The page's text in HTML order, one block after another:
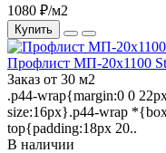
1080 ₽/м2
Купить
Профлист МП-20х1100
Заказ от 30 м2
.p44-wrap{margin:0 0
size:16px}.p44-wrap
top{padding:18px 20..
В наличии